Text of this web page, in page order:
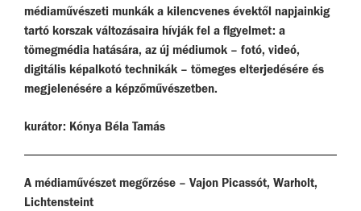
médiaművészeti munkák a kilencvenes évektől napjainkig
tartó korszak változásaira hívják fel a figyelmet: a
tömegmédia hatására, az új médiumok – fotó, videó,
digitális képalkotó technikák – tömeges elterjedésére és
megjelenésére a képzőművészetben.
kurátor: Kónya Béla Tamás
A médiaművészet megőrzése – Vajon Picassót, Warholt,
Lichtensteint